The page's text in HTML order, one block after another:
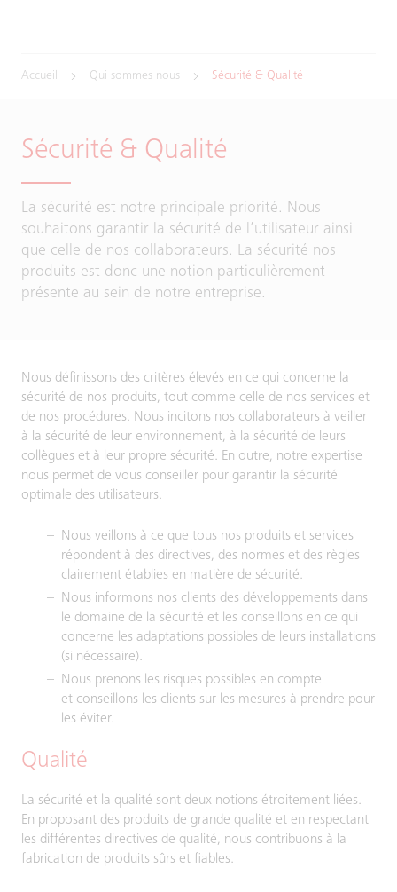
Accueil Qui sommes-nous Sécurité & Qualité
Sécurité & Qualité
La sécurité est notre principale priorité. Nous
souhaitons garantir la sécurité de l’utilisateur ainsi
que celle de nos collaborateurs. La sécurité nos
produits est donc une notion particulièrement
présente au sein de notre entreprise.
Nous définissons des critères élevés en ce qui concerne la
sécurité de nos produits, tout comme celle de nos services et
de nos procédures. Nous incitons nos collaborateurs à veiller
à la sécurité de leur environnement, à la sécurité de leurs
collègues et à leur propre sécurité. En outre, notre expertise
nous permet de vous conseiller pour garantir la sécurité
optimale des utilisateurs.
Nous veillons à ce que tous nos produits et services
répondent à des directives, des normes et des règles
clairement établies en matière de sécurité.
Nous informons nos clients des développements dans
le domaine de la sécurité et les conseillons en ce qui
concerne les adaptations possibles de leurs installations
(si nécessaire).
Nous prenons les risques possibles en compte
et conseillons les clients sur les mesures à prendre pour
les éviter.
Qualité
La sécurité et la qualité sont deux notions étroitement liées.
En proposant des produits de grande qualité et en respectant
les différentes directives de qualité, nous contribuons à la
fabrication de produits sûrs et fiables.